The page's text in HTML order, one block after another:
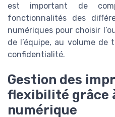
est important de
fonctionnalités des
numériques pour choisir
de l’équipe, au volume
confidentialité.
Gestion des
flexibilité grâce
numérique